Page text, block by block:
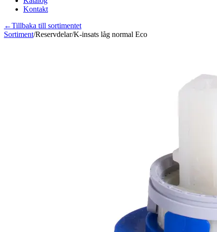
Kontakt
←Tillbaka till sortimentet
Sortiment/Reservdelar/K-insats låg normal Eco